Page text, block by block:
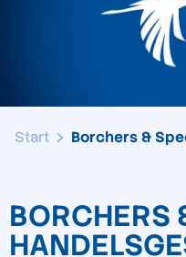
Start Borchers &
BORCHERS